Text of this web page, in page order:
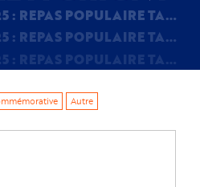
DIMANCHE 18 MAI 2025 : REPAS POPULAIRE TANBOU ZANSÈT NOU - 117E ANNIVERSAIRE DE L'ABOLITION DE L'ESCLAVAGE COLONIAL À GRIGNY
DIMANCHE 18 MAI 2025 : REPAS POPULAIRE TANBOU ZANSÈT NOU - 117E ANNIVERSAIRE DE L'ABOLITION DE L'ESCLAVAGE COLONIAL À GRIGNY
DIMANCHE 18 MAI 2025 : REPAS POPULAIRE TANBOU ZANSÈT NOU - 117E ANNIVERSAIRE DE L'ABOLITION DE L'ESCLAVAGE COLONIAL À GRIGNY
Autre